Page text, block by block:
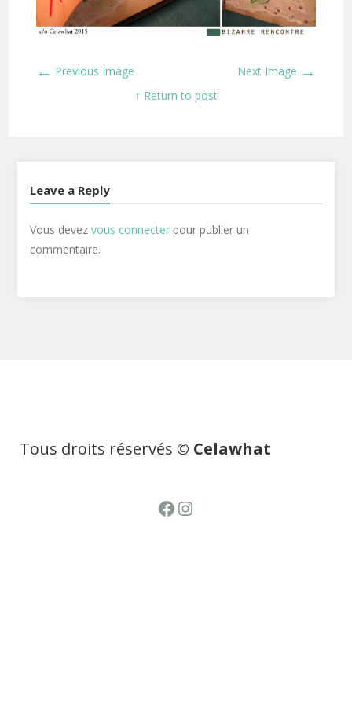
← Previous Image Next Image →
↑ Return to post
Leave a Reply
Vous devez vous connecterpour publier un
commentaire.
Tous droits réservés © Celawhat
Facebook
Instagram